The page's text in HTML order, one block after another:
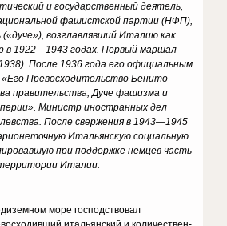
и государственный деятель,
фашистской партии (НФП),
возглавлявший Италию как
в 1922—1943 годах. Первый маршал
После 1936 года его официальным
Превосходительство Бенито
правительства, Дуче фашизма и
Министр иностранных дел
После свержения в 1943—1945
Итальянскую социальную
при поддержке немцев часть
Италии.
море господство­вал